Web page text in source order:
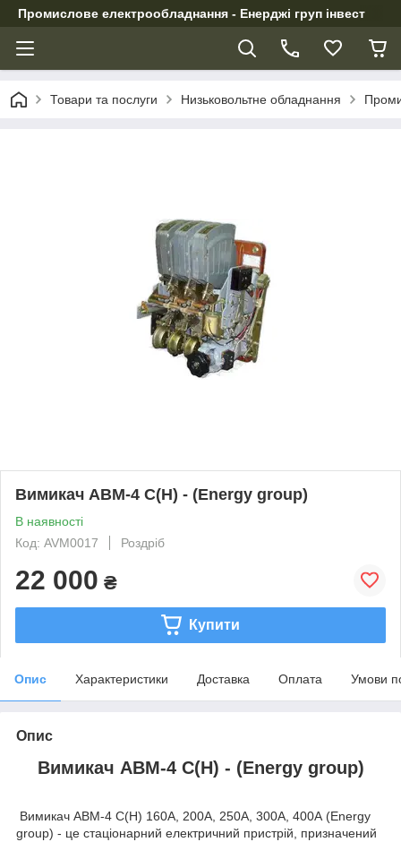
Промислове електрообладнання - Енерджі груп інвест
Товари та послуги Низьковольтне обладнання
Вимикач АВМ-4 С(Н) - (Energy group)
В наявності
Код: AVM0017
Роздріб
22 000 ₴
Купити
Опис Характеристики Доставка Оплата Умови
Опис
Вимикач АВМ-4 С(Н) - (Energy group)
Вимикач АВМ-4 С(Н) 160А, 200А, 250А, 300А, 400А (Energy
group) - це стаціонарний електричний пристрій, призначений